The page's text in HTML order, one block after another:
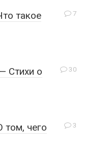
7
такое
30
Стихи о
3
чего